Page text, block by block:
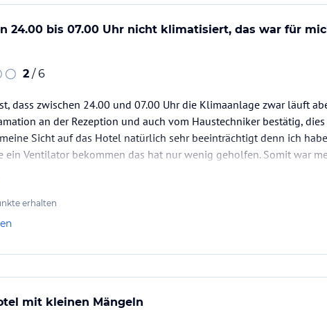
Kardio- und Muskelaufbaugeräten der
und auch ein Minigolfplatz inkl.
angeboten.
den deutschen Hauptferienzeiten in 3
Golfplatz „Santa Ponsa“ liegt ca. 4 Kilometer
Auf rund 350 Quadratmetern laden eine
Alle Angaben ohne
24.00 bis 07.00 Uhr nicht klimatisiert, das war für
2 / 6
dass zwischen 24.00 und 07.00 Uhr die Klimaanlage zwar läuft
an der Rezeption und auch vom Haustechniker bestätig,
Sicht auf das Hotel natürlich sehr beeinträchtigt denn ich
ein Ventilator bekommen das hat nur wenig geholfen. Somit war
erhalten
mit kleinen Mängeln